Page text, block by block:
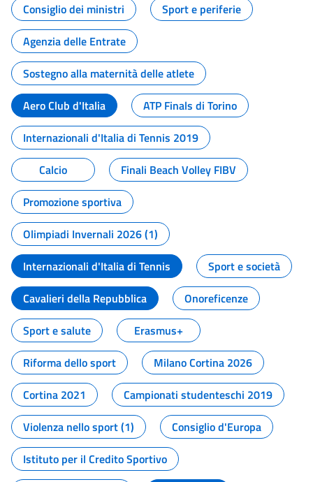
Consiglio dei ministri
Sport e periferie
Agenzia delle Entrate
Sostegno alla maternità delle atlete
Aero Club d'Italia
ATP Finals di Torino
Internazionali d'Italia di Tennis 2019
Calcio
Finali Beach Volley FIBV
Promozione sportiva
Olimpiadi Invernali 2026 (1)
Internazionali d'Italia di Tennis
Sport e società
Cavalieri della Repubblica
Onoreficenze
Sport e salute
Erasmus+
Riforma dello sport
Milano Cortina 2026
Cortina 2021
Campionati studenteschi 2019
Violenza nello sport (1)
Consiglio d'Europa
Istituto per il Credito Sportivo